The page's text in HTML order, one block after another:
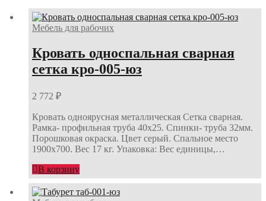
кро-004-
Мебель для рабочих
Кровать односпальная сварная
сетка кро-005-юз
2 772 ₽
Кровать одноярусная металлическая Сетка сварная.
Рамка- профильная труба 40х25. Спинки- труба 32мм.
Порошковая окраска. Цвет серый. Спальное место
1900х700. Вес 17 кг. Упаковка: Вес единицы,…
В корзину